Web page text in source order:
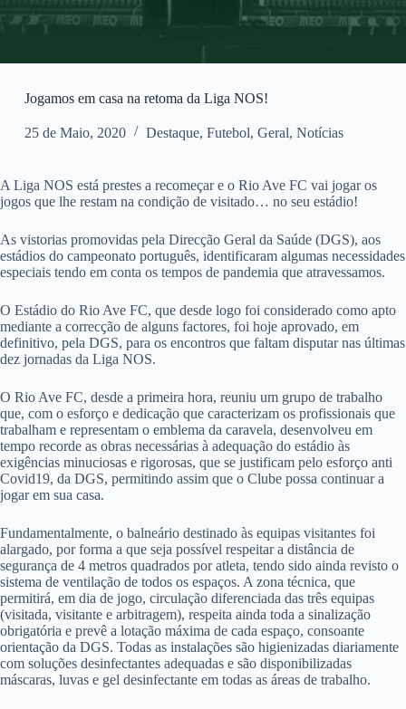
Jogamos em casa na retoma da Liga NOS!
25 de Maio, 2020 Destaque, Futebol, Geral, Notícias
A Liga NOS está prestes a recomeçar e o Rio Ave FC vai jogar os
jogos que lhe restam na condição de visitado… no seu estádio!
As vistorias promovidas pela Direcção Geral da Saúde (DGS), aos
estádios do campeonato português, identificaram algumas necessidades
especiais tendo em conta os tempos de pandemia que atravessamos.
O Estádio do Rio Ave FC, que desde logo foi considerado como apto
mediante a correcção de alguns factores, foi hoje aprovado, em
definitivo, pela DGS, para os encontros que faltam disputar nas últimas
dez jornadas da Liga NOS.
O Rio Ave FC, desde a primeira hora, reuniu um grupo de trabalho
que, com o esforço e dedicação que caracterizam os profissionais que
trabalham e representam o emblema da caravela, desenvolveu em
tempo recorde as obras necessárias à adequação do estádio às
exigências minuciosas e rigorosas, que se justificam pelo esforço anti
Covid19, da DGS, permitindo assim que o Clube possa continuar a
jogar em sua casa.
Fundamentalmente, o balneário destinado às equipas visitantes foi
alargado, por forma a que seja possível respeitar a distância de
segurança de 4 metros quadrados por atleta, tendo sido ainda revisto o
sistema de ventilação de todos os espaços. A zona técnica, que
permitirá, em dia de jogo, circulação diferenciada das três equipas
(visitada, visitante e arbitragem), respeita ainda toda a sinalização
obrigatória e prevê a lotação máxima de cada espaço, consoante
orientação da DGS. Todas as instalações são higienizadas diariamente
com soluções desinfectantes adequadas e são disponibilizadas
máscaras, luvas e gel desinfectante em todas as áreas de trabalho.